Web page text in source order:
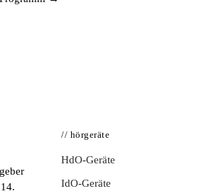
// hörgeräte
HdO-Geräte
IdO-Geräte